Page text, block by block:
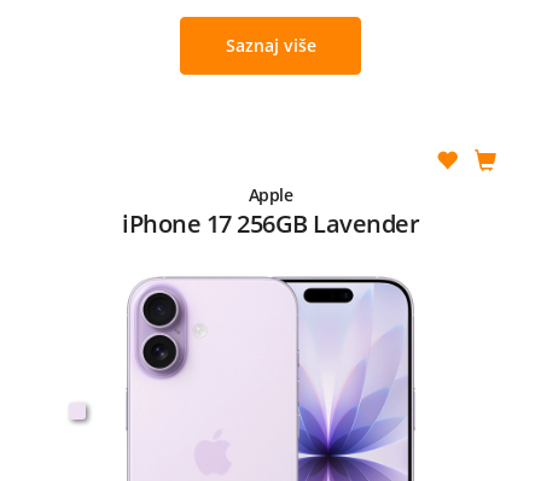
Saznaj više
Apple
iPhone 17 256GB Lavender